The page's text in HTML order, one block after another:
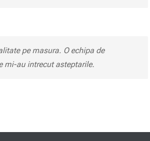
pe masura. O echipa de
mi-au intrecut asteptarile.